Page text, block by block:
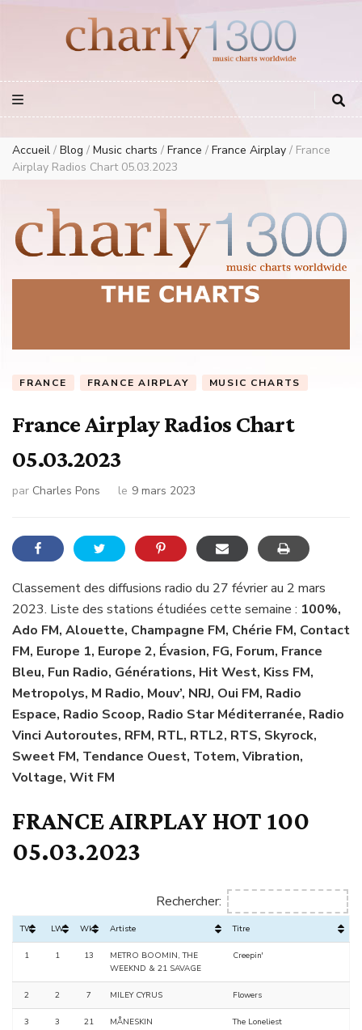
European Music Charts plus USA and Australia
Accueil / Blog / Music charts / France / France Airplay / France
Airplay Radios Chart 05.03.2023
FRANCE FRANCE AIRPLAY MUSIC CHARTS
France Airplay Radios Chart
05.03.2023
par Charles Pons le 9 mars 2023
Classement des diffusions radio du 27 février au 2 mars
2023. Liste des stations étudiées cette semaine : 100%,
Ado FM, Alouette, Champagne FM, Chérie FM, Contact
FM, Europe 1, Europe 2, Évasion, FG, Forum, France
Bleu, Fun Radio, Générations, Hit West, Kiss FM,
Metropolys, M Radio, Mouv’, NRJ, Oui FM, Radio
Espace, Radio Scoop, Radio Star Méditerranée, Radio
Vinci Autoroutes, RFM, RTL, RTL2, RTS, Skyrock,
Sweet FM, Tendance Ouest, Totem, Vibration,
Voltage, Wit FM
FRANCE AIRPLAY HOT 100
05.03.2023
Rechercher:
TW LW Wks Artiste Titre
1 1 13
METRO BOOMIN, THE
WEEKND & 21 SAVAGE
Creepin'
2 2 7 MILEY CYRUS Flowers
3 3 21 MÅNESKIN The Loneliest